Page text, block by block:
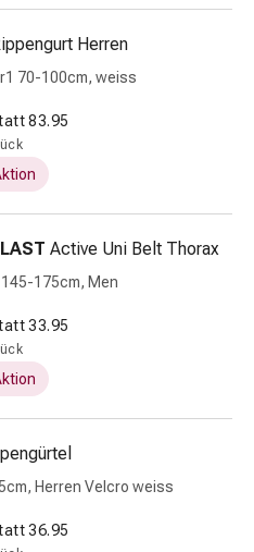
Herren
70-100cm, weiss
83.95
Active Uni Belt Thorax
175cm, Men
33.95
Herren Velcro weiss
36.95